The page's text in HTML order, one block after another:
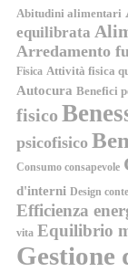
Abitudini alimentari
equilibrata
Arredamento
Fisica Attività fisica
Autocura Benefici
fisico
psicofisico
Consumo consapevole
d'interni Design
Efficienza
vita Equilibrio
Gestione